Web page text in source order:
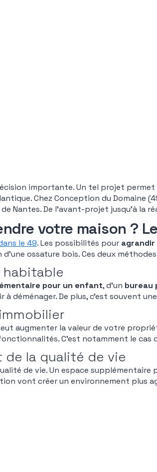
importante. Un tel projet
ChezConception du Domaine
Nantes. De l’avant-projet jusqu’à la
votre maison ?
le 49. Les possibilités pour agrandir
ossature bois. Ces deux méthodes
habitable
pour un enfant, d’un bureau
déménager. De plus, c’est souvent
augmenter la valeur de votre
C’est notamment le cas
la qualité de vie
de vie. Un espace
vont créer un environnement plus